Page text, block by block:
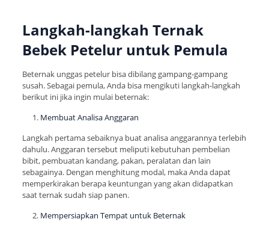
Langkah-langkah Ternak
Bebek Petelur untuk Pemula
Beternak unggas petelur bisa dibilang gampang-gampang
susah. Sebagai pemula, Anda bisa mengikuti langkah-langkah
berikut ini jika ingin mulai beternak:
Membuat Analisa Anggaran
Langkah pertama sebaiknya buat analisa anggarannya terlebih
dahulu. Anggaran tersebut meliputi kebutuhan pembelian
bibit, pembuatan kandang, pakan, peralatan dan lain
sebagainya. Dengan menghitung modal, maka Anda dapat
memperkirakan berapa keuntungan yang akan didapatkan
saat ternak sudah siap panen.
Mempersiapkan Tempat untuk Beternak